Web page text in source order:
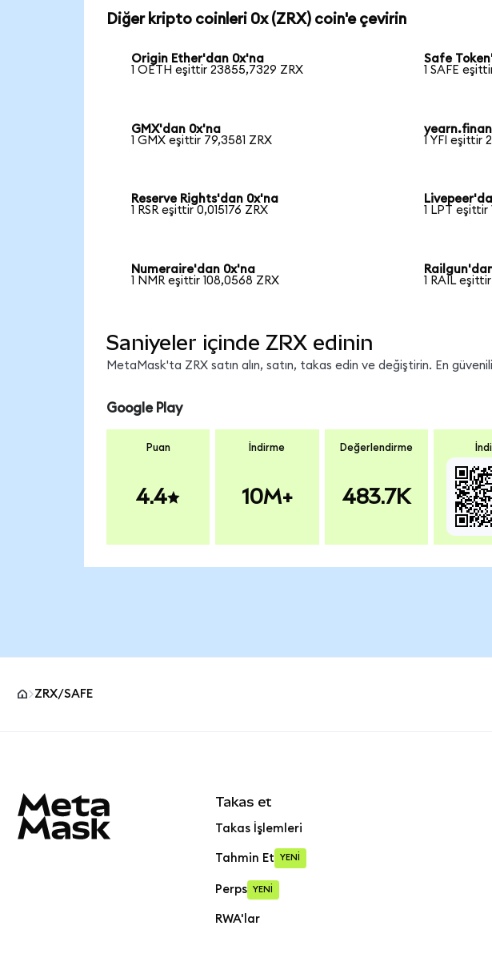
Diğer kripto coinleri 0x (ZRX) coin'e çevirin
Origin Ether'dan 0x'na
1 OETH eşittir 23855,7329 ZRX
Safe
1 SAFE
GMX'dan 0x'na
1 GMX eşittir 79,3581 ZRX
1 YFI eşittir
Reserve Rights'dan 0x'na
1 RSR eşittir 0,015176 ZRX
1 LPT eşittir
Numeraire'dan 0x'na
1 NMR eşittir 108,0568 ZRX
1 RAIL
Saniyeler içinde ZRX edinin
MetaMask'ta ZRX satın alın, satın, takas edin ve değiştirin. En
Google Play
Puan
4.4
İndirme
10M+
Değerlendirme
483.7K
ZRX/SAFE
Takas et
Takas İşlemleri
Tahmin Et YENİ
Perps YENİ
RWA'lar